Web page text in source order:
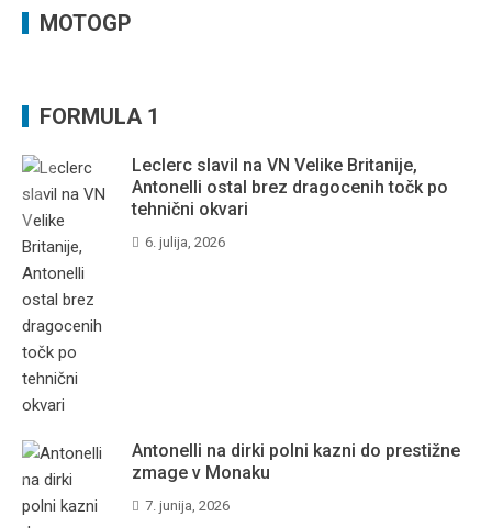
MOTOGP
FORMULA 1
Leclerc slavil na VN Velike Britanije,
Antonelli ostal brez dragocenih točk po
tehnični okvari
6. julija, 2026
Antonelli na dirki polni kazni do prestižne
zmage v Monaku
7. junija, 2026